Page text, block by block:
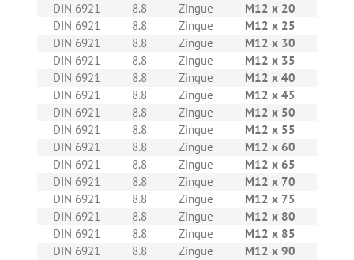
DIN 6921
8.8 Zingue M12 x 20
DIN 6921
8.8 Zingue M12 x 25
DIN 6921
8.8 Zingue M12 x 30
DIN 6921
8.8 Zingue M12 x 35
DIN 6921
8.8 Zingue M12 x 40
DIN 6921
8.8 Zingue M12 x 45
DIN 6921
8.8 Zingue M12 x 50
DIN 6921
8.8 Zingue M12 x 55
DIN 6921
8.8 Zingue M12 x 60
DIN 6921
8.8 Zingue M12 x 65
DIN 6921
8.8 Zingue M12 x 70
DIN 6921
8.8 Zingue M12 x 75
DIN 6921
8.8 Zingue M12 x 80
DIN 6921
8.8 Zingue M12 x 85
DIN 6921
8.8 Zingue M12 x 90